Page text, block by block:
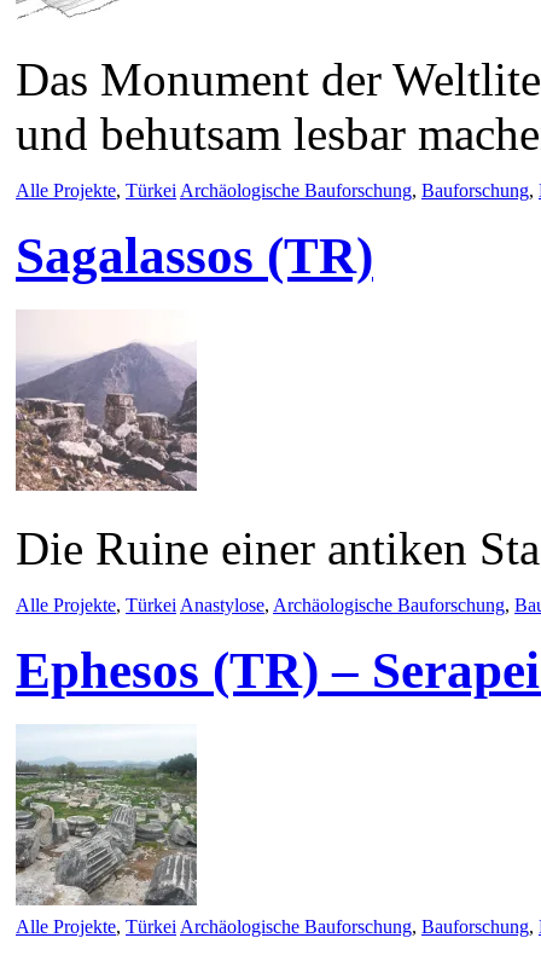
Das Monument der
und behutsam lesbar
Alle Projekte, Türkei Archäologische Bauforschung, Bauforschung,
Sagalassos (TR)
Die Ruine einer antiken
Alle Projekte, Türkei Anastylose, Archäologische Bauforschung,
Ephesos (TR) –
Alle Projekte, Türkei Archäologische Bauforschung, Bauforschung,